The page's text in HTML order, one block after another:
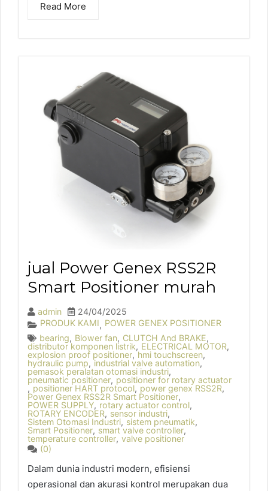
Read More
jual Power Genex RSS2R
Smart Positioner murah
admin
24/04/2025
PRODUK KAMI, POWER GENEX POSITIONER
bearing, Blower fan, CLUTCH And BRAKE,
distributor komponen listrik, ELECTRICAL MOTOR,
explosion proof positioner, hmi touchscreen,
hydraulic pump, industrial valve automation,
pemasok peralatan otomasi industri,
pneumatic positioner, positioner for rotary actuator
, positioner HART protocol, power genex RSS2R,
Power Genex RSS2R Smart Positioner,
POWER SUPPLY, rotary actuator control,
ROTARY ENCODER, sensor industri,
Sistem Otomasi Industri, sistem pneumatik,
Smart Positioner, smart valve controller,
temperature controller, valve positioner
(0)
Dalam dunia industri modern, efisiensi
operasional dan akurasi kontrol merupakan dua